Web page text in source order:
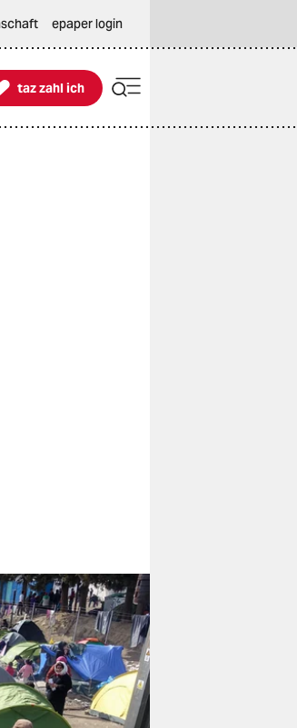
epaper login
zahl ich
taz zahl ich